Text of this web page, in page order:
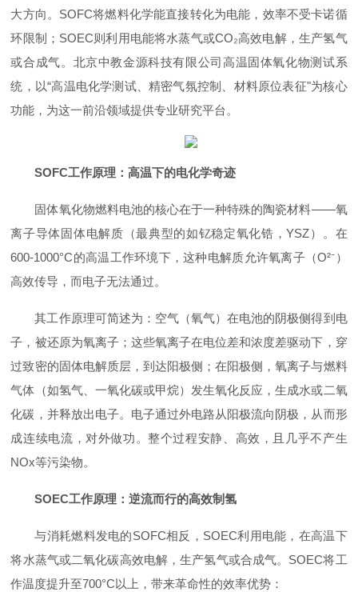
大方向。SOFC将燃料化学能直接转化为电能，效率不受卡诺循
环限制；SOEC则利用电能将水蒸气或CO₂高效电解，生产氢气
或合成气。北京中教金源科技有限公司高温固体氧化物测试系
统，以“高温电化学测试、精密气氛控制、材料原位表征"为核心
功能，为这一前沿领域提供专业研究平台。
SOFC工作原理：高温下的电化学奇迹
固体氧化物燃料电池的核心在于一种特殊的陶瓷材料——氧
离子导体固体电解质（最典型的如钇稳定氧化锆，YSZ）。在
600-1000°C的高温工作环境下，这种电解质允许氧离子（O²⁻）
高效传导，而电子无法通过。
其工作原理可简述为：空气（氧气）在电池的阴极侧得到电
子，被还原为氧离子；这些氧离子在电位差和浓度差驱动下，穿
过致密的固体电解质层，到达阳极侧；在阳极侧，氧离子与燃料
气体（如氢气、一氧化碳或甲烷）发生氧化反应，生成水或二氧
化碳，并释放出电子。电子通过外电路从阳极流向阴极，从而形
成连续电流，对外做功。整个过程安静、高效，且几乎不产生
NOx等污染物。
SOEC工作原理：逆流而行的高效制氢
与消耗燃料发电的SOFC相反，SOEC利用电能，在高温下
将水蒸气或二氧化碳高效电解，生产氢气或合成气。SOEC将工
作温度提升至700°C以上，带来革命性的效率优势：